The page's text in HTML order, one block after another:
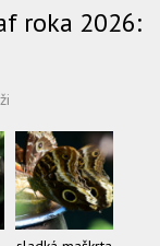
roka 2026: